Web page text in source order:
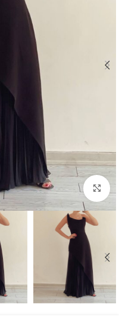
بزرگنمایی تصویر